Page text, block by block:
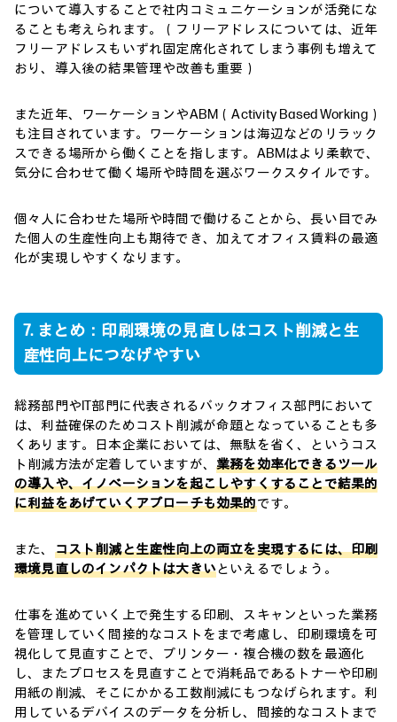
について導入することで社内コミュニケーションが活発にな
ることも考えられます。（フリーアドレスについては、近年
フリーアドレスもいずれ固定席化されてしまう事例も増えて
おり、導入後の結果管理や改善も重要）
また近年、ワーケーションやABM（Activity Based Working）
も注目されています。ワーケーションは海辺などのリラック
スできる場所から働くことを指します。ABMはより柔軟で、
気分に合わせて働く場所や時間を選ぶワークスタイルです。
個々人に合わせた場所や時間で働けることから、長い目でみ
た個人の生産性向上も期待でき、加えてオフィス賃料の最適
化が実現しやすくなります。
7. まとめ：印刷環境の見直しはコスト削減と生
産性向上につなげやすい
総務部門やIT部門に代表されるバックオフィス部門において
は、利益確保のためコスト削減が命題となっていることも多
くあります。日本企業においては、無駄を省く、というコス
ト削減方法が定着していますが、 業務を効率化できるツール
の導入や、イノベーションを起こしやすくすることで結果的
に利益をあげていくアプローチも効果的です。
また、 コスト削減と生産性向上の両立を実現するには、印刷
環境見直しのインパクトは大きいといえるでしょう。
仕事を進めていく上で発生する印刷、スキャンといった業務
を管理していく間接的なコストをまで考慮し、印刷環境を可
視化して見直すことで、プリンター・複合機の数を最適化
し、またプロセスを見直すことで消耗品であるトナーや印刷
用紙の削減、そこにかかる工数削減にもつなげられます。利
用しているデバイスのデータを分析し、間接的なコストまで